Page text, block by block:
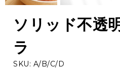
ソリッド不透
ラ
SKU: A/B/C/D